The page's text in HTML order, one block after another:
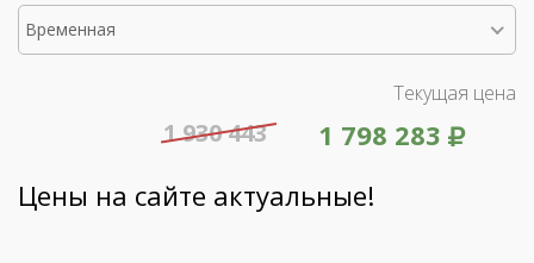
Временная
Текущая цена
1 798 283
1 930 443
Цены на сайте актуальные!